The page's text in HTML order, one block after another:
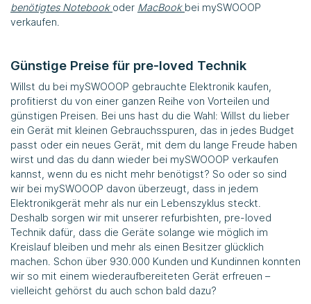
benötigtes Notebook oder MacBook bei mySWOOOP
verkaufen.
Günstige Preise für pre-loved Technik
Willst du bei mySWOOOP gebrauchte Elektronik kaufen,
profitierst du von einer ganzen Reihe von Vorteilen und
günstigen Preisen. Bei uns hast du die Wahl: Willst du lieber
ein Gerät mit kleinen Gebrauchsspuren, das in jedes Budget
passt oder ein neues Gerät, mit dem du lange Freude haben
wirst und das du dann wieder bei mySWOOOP verkaufen
kannst, wenn du es nicht mehr benötigst? So oder so sind
wir bei mySWOOOP davon überzeugt, dass in jedem
Elektronikgerät mehr als nur ein Lebenszyklus steckt.
Deshalb sorgen wir mit unserer refurbishten, pre-loved
Technik dafür, dass die Geräte solange wie möglich im
Kreislauf bleiben und mehr als einen Besitzer glücklich
machen. Schon über 930.000 Kunden und Kundinnen konnten
wir so mit einem wiederaufbereiteten Gerät erfreuen –
vielleicht gehörst du auch schon bald dazu?